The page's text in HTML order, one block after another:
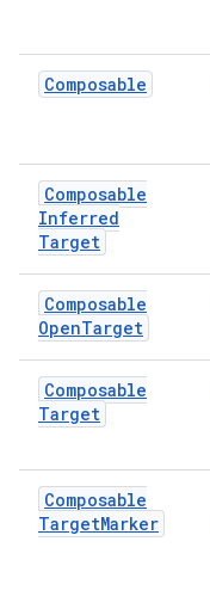
Composable
Composable
Inferred
Target
Composable
OpenTarget
Composable
Target
Composable
TargetMarker